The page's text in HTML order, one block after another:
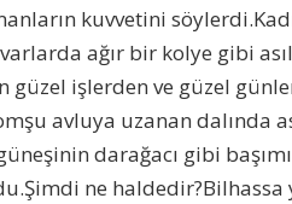
kuvvetini
ağır bir kolye gibi
güzel işlerden ve güzel
avluya uzanan dalında
darağacı gibi
ne